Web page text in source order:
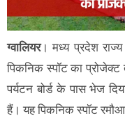
ग्वालियर। मध्य प्रदेश
पिकनिक स्पॉट का
पर्यटन बोर्ड के पास भेज
हैं। यह पिकनिक स्पॉट